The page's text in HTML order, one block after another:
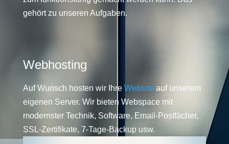
gehört zu unseren Aufgaben.
Webhosting
Auf Wunsch hosten wir Ihre Website auf unserem
eigenen Server. Wir bieten Webspace mit
modernster Technik, Software, Email-Postfächer,
SSL-Zertifikate, 7-Tage-Backup usw.